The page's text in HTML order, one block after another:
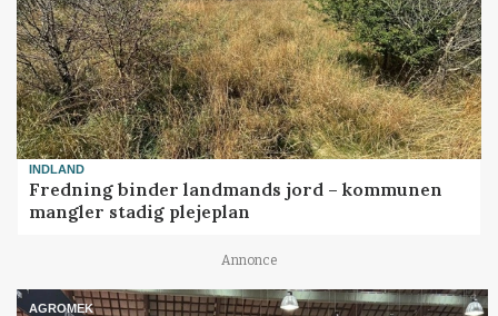
INDLAND
Fredning binder landmands jord – kommunen
mangler stadig plejeplan
Annonce
AGROMEK